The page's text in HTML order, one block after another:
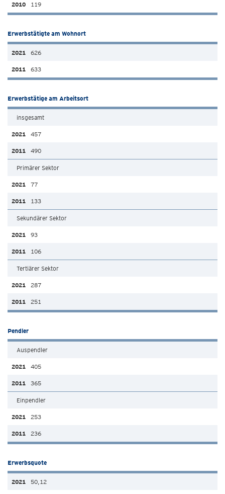
119
Erwerbstätigte am Wohnort
626
633
Erwerbstätige am Arbeitsort
insgesamt
457
490
Primärer Sektor
77
133
Sekundärer Sektor
93
106
Tertiärer Sektor
287
251
Pendler
Auspendler
405
365
Einpendler
253
236
Erwerbsquote
50,12